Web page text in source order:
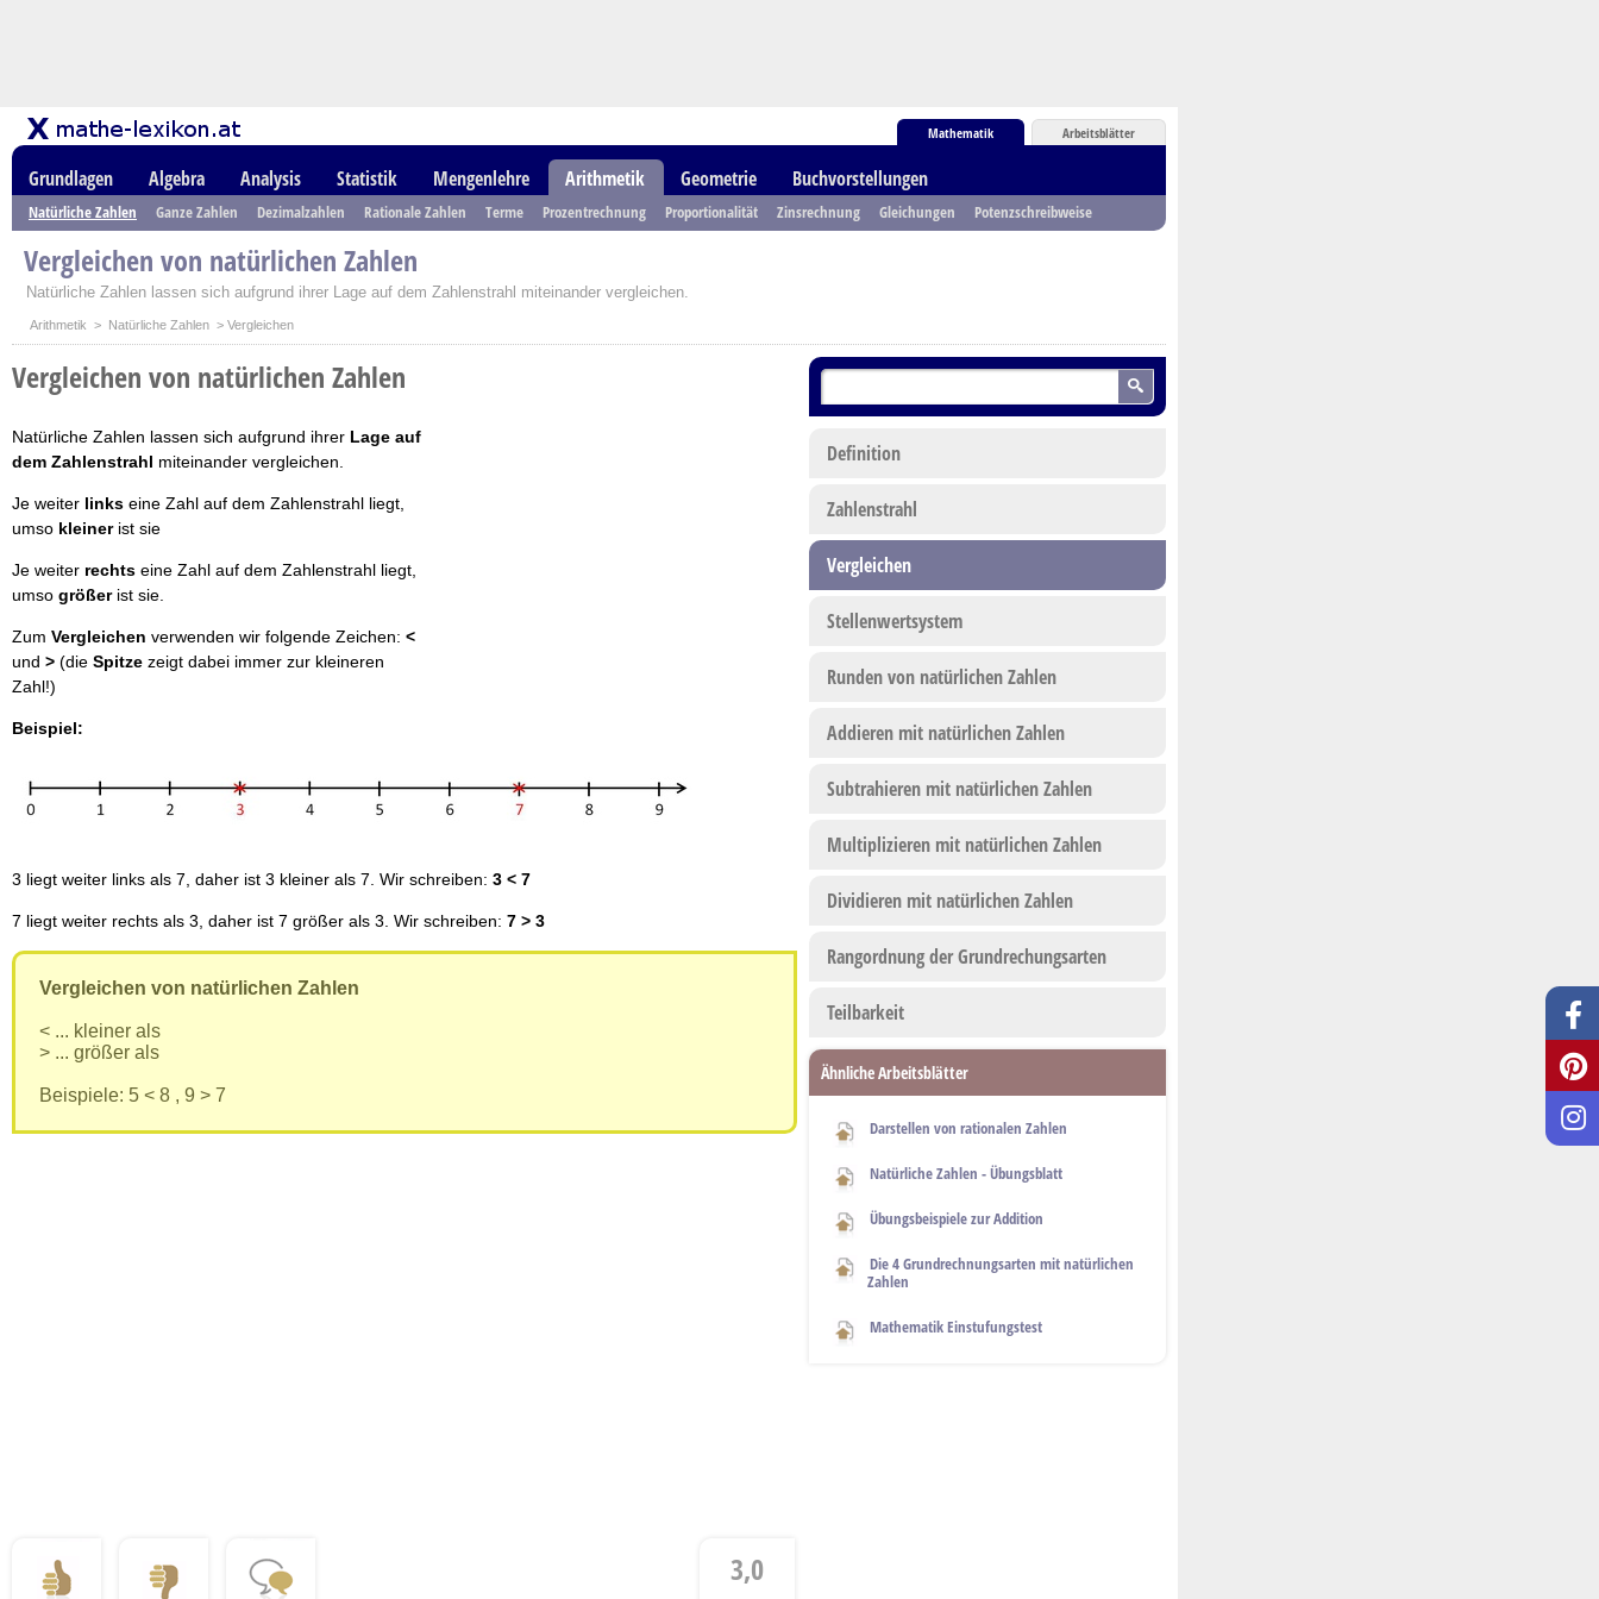
Mathematik Arbeitsblätter
Grundlagen Algebra Analysis Statistik Mengenlehre Arithmetik Geometrie Buchvorstellungen
Natürliche Zahlen Ganze Zahlen Dezimalzahlen Rationale Zahlen Terme Prozentrechnung Proportionalität Zinsrechnung Gleichungen Potenzschreibweise
Vergleichen von natürlichen Zahlen
Natürliche Zahlen lassen sich aufgrund ihrer Lage auf dem Zahlenstrahl miteinander vergleichen.
Arithmetik > Natürliche Zahlen > Vergleichen
Vergleichen von natürlichen Zahlen
Natürliche Zahlen lassen sich aufgrund ihrer Lage auf
dem Zahlenstrahl miteinander vergleichen.
Je weiter links eine Zahl auf dem Zahlenstrahl liegt,
umso kleiner ist sie
Je weiter rechts eine Zahl auf dem Zahlenstrahl liegt,
umso größer ist sie.
Zum Vergleichen verwenden wir folgende Zeichen: <
und > (die Spitze zeigt dabei immer zur kleineren
Zahl!)
Beispiel:
3 liegt weiter links als 7, daher ist 3 kleiner als 7. Wir schreiben: 3 < 7
7 liegt weiter rechts als 3, daher ist 7 größer als 3. Wir schreiben: 7 > 3
Vergleichen von natürlichen Zahlen
< ... kleiner als
> ... größer als
Beispiele: 5 < 8 , 9 > 7
3,0
Definition
Zahlenstrahl
Vergleichen
Stellenwertsystem
Runden von natürlichen Zahlen
Addieren mit natürlichen Zahlen
Subtrahieren mit natürlichen Zahlen
Multiplizieren mit natürlichen Zahlen
Dividieren mit natürlichen Zahlen
Rangordnung der Grundrechungsarten
Teilbarkeit
Ähnliche Arbeitsblätter
Darstellen von rationalen Zahlen
Natürliche Zahlen - Übungsblatt
Übungsbeispiele zur Addition
Die 4 Grundrechnungsarten mit natürlichen
Zahlen
Mathematik Einstufungstest